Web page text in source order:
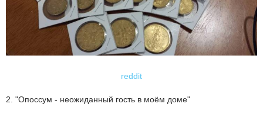
reddit
2. "Опоссум - неожиданный гость в моём доме"